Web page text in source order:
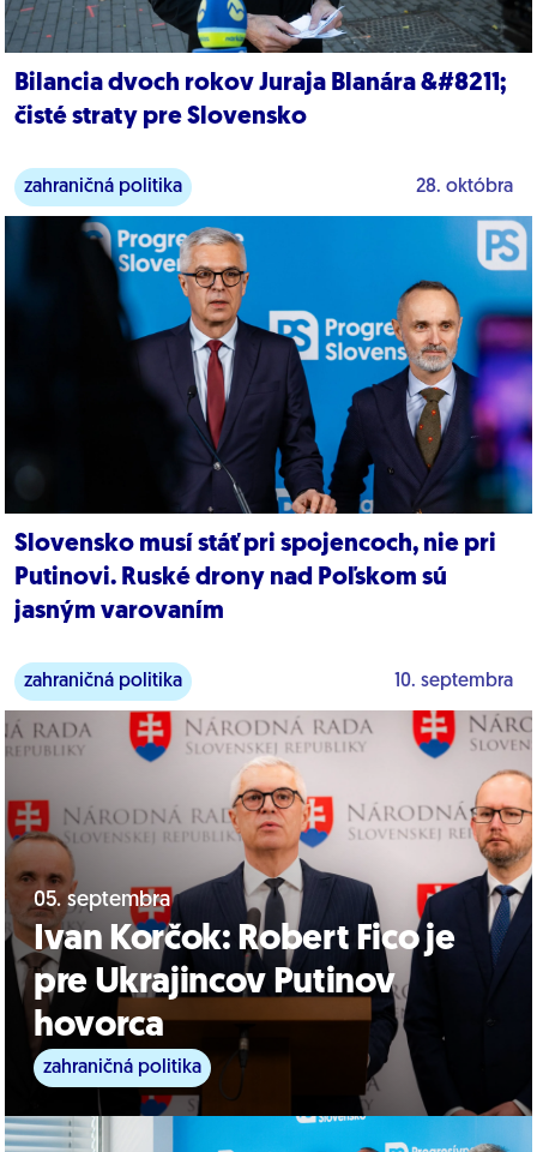
Bilancia dvoch rokov Juraja Blanára &#8211;
čisté straty pre Slovensko
zahraničná politika 28. októbra
Slovensko musí stáť pri spojencoch, nie pri
Putinovi. Ruské drony nad Poľskom sú
jasným varovaním
zahraničná politika 10. septembra
05. septembra
Ivan Korčok: Robert Fico je
pre Ukrajincov Putinov
hovorca
zahraničná politika